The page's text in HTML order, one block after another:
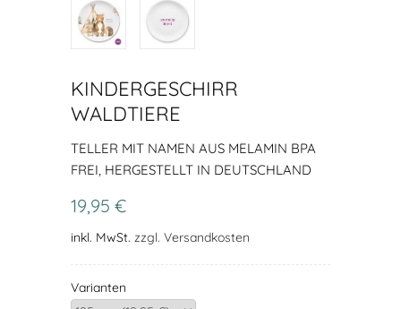
KINDERGESCHIRR
WALDTIERE
TELLER MIT NAMEN AUS MELAMIN BPA
FREI, HERGESTELLT IN DEUTSCHLAND
19,95 €
inkl. MwSt. zzgl. Versandkosten
Varianten